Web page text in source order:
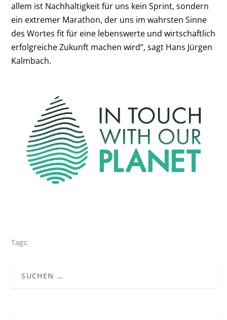
allem ist Nachhaltigkeit für uns kein Sprint, sondern
ein extremer Marathon, der uns im wahrsten Sinne
des Wortes fit für eine lebenswerte und wirtschaftlich
erfolgreiche Zukunft machen wird“, sagt Hans Jürgen
Kalmbach.
Tags: